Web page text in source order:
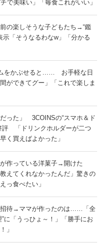
で美味い」「毎食これがいい」
の楽しそうな子どもたち→“鑑
示「そうなるわなw」「分かる
をかぶせると…… お手軽な日
ができてグー」「これで楽しま
だった」 3COINSの“スマホ＆ド
評 「ドリンクホルダーが二つ
く買えばよかった」
が作っている洋菓子→開けた
てくれなかったんだ」驚きの
っ食べたい」
招待→ママが作ったのは……「全
に「うっひょ～！」「勝手にお
」